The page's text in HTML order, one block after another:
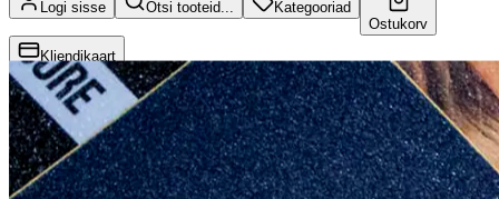
Logi sisse Otsi tooteid...
Kategooriad
Ostukorv
Kliendikaart